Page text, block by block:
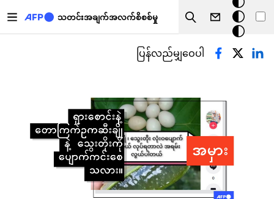
သတင်းအချက်အလက်စိစစ်မှု
Search
မှောင်
မုဒ်
ပြန်လည်မျှဝေပါ